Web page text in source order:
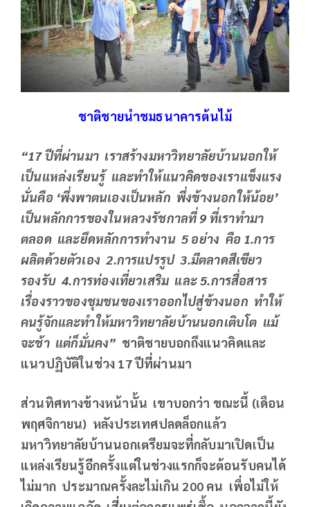
ชาติชายนำชมธนาคารต้นไม้
“17 ปีที่ผ่านมา เราสร้างมหาวิทยาลัยบ้านนอกให้
เป็นแหล่งเรียนรู้ และทำให้แนวคิดของเราแข็งแรง
นั่นคือ ‘พึ่งพาตนเองเป็นหลัก พึ่งข้างนอกให้น้อย’
เป็นหลักการของในหลวงรัชกาลที่ 9 ที่เราทำมา
ตลอด และยึดหลักการทำงาน 5 อย่าง คือ 1.การ
ผลิตด้วยตัวเอง 2.การแปรรูป 3.มีตลาดสีเขียว
รองรับ 4.การท่องเที่ยวเสริม และ 5.การสื่อสาร
เรื่องราวของชุมชนของเราออกไปสู่ข้างนอก ทำให้
คนรู้จักและทำให้มหาวิทยาลัยบ้านนอกเติบโต แม้
จะช้า แต่ก็มั่นคง” ชาติชายบอกถึงแนวคิดและ
แนวปฏิบัติในช่วง 17 ปีที่ผ่านมา
ส่วนทิศทางข้างหน้านั้น เขาบอกว่า ขณะนี้ (เดือน
พฤศจิกายน) หลังประเทศปลดล็อกแล้ว
มหาวิทยาลัยบ้านนอกเตรียมจะที่กลับมาเปิดเป็น
แหล่งเรียนรู้อีกครั้งแต่ในช่วงแรกก็จะต้อนรับคนได้
ไม่มาก ประมาณครั้งละไม่เกิน 200 คน เพื่อไม่ให้